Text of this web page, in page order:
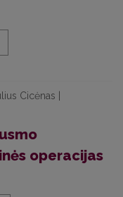
Cicėnas |
operacijas